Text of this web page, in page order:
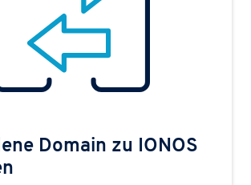
Domain zu IONOS